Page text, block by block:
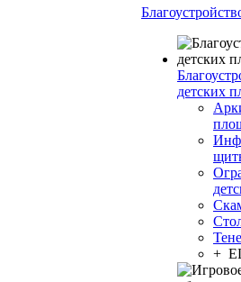
детских
+